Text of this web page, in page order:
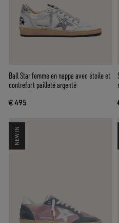
Ball Star femme en nappa avec étoile et
contrefort pailleté argenté
€ 495
NEW IN